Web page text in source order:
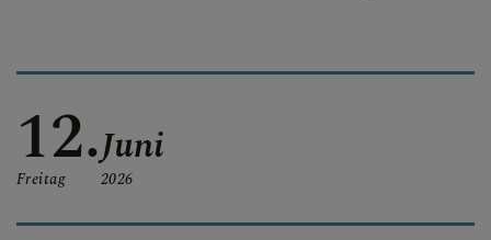
GOTTESDIENSTE &
MITTEILUNGEN
SAKRAMENTE & INFOS
12.
Freitag
Juni
2026